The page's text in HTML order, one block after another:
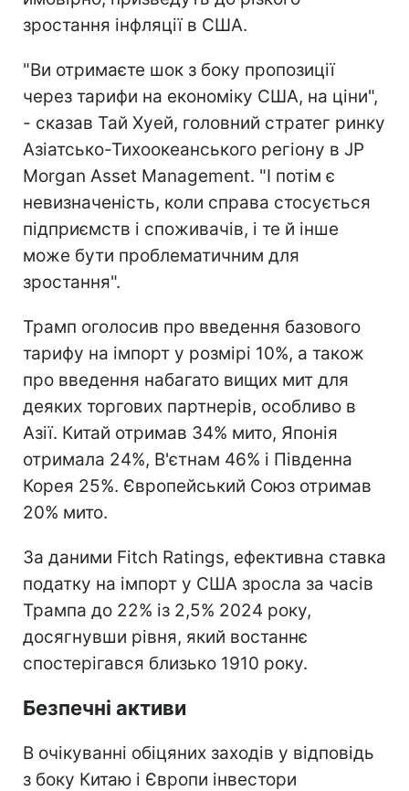
зростання інфляції в США.
"Ви отримаєте шок з боку пропозиції
через тарифи на економіку США, на ціни",
- сказав Тай Хуей, головний стратег ринку
Азіатсько-Тихоокеанського регіону в JP
Morgan Asset Management. "І потім є
невизначеність, коли справа стосується
підприємств і споживачів, і те й інше
може бути проблематичним для
зростання".
Трамп оголосив про введення базового
тарифу на імпорт у розмірі 10%, а також
про введення набагато вищих мит для
деяких торгових партнерів, особливо в
Азії. Китай отримав 34% мито, Японія
отримала 24%, В'єтнам 46% і Південна
Корея 25%. Європейський Союз отримав
20% мито.
За даними Fitch Ratings, ефективна ставка
податку на імпорт у США зросла за часів
Трампа до 22% із 2,5% 2024 року,
досягнувши рівня, який востаннє
спостерігався близько 1910 року.
Безпечні активи
В очікуванні обіцяних заходів у відповідь
з боку Китаю і Європи інвестори